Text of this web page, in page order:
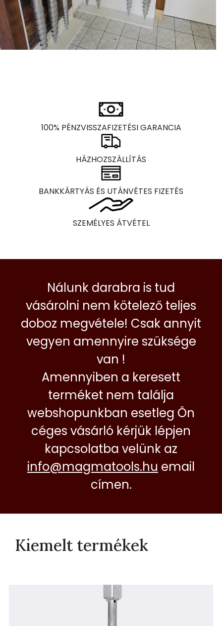
100% PÉNZVISSZAFIZETÉSI GARANCIA
HÁZHOZSZÁLLÍTÁS
BANKKÁRTYÁS ÉS UTÁNVÉTES FIZETÉS
SZEMÉLYES ÁTVÉTEL
Nálunk darabra is tud
vásárolni nem kötelező teljes
doboz megvétele! Csak annyit
vegyen amennyire szüksége
van !
Amennyiben a keresett
terméket nem találja
webshopunkban esetleg Ön
céges vásárló kérjük lépjen
kapcsolatba velünk az
info@magmatools.hu email
címen.
Kiemelt termékek